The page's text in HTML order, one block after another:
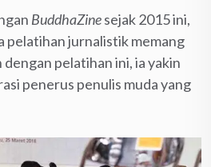
BuddhaZinesejak 2015 ini,
pelatihan jurnalistik memang
pelatihan ini, ia yakin
penerus penulis muda yang